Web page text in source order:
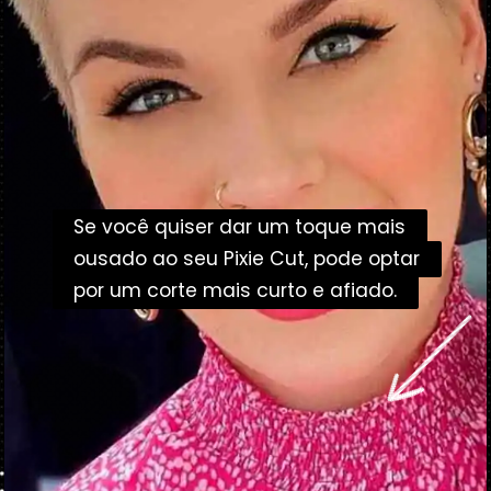
Se você quiser dar um toque mais
ousado ao seu Pixie Cut, pode optar
por um corte mais curto e afiado.
Se você quiser dar um toque mais
ousado ao seu Pixie Cut, pode optar
por um corte mais curto e afiado.